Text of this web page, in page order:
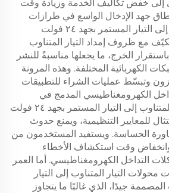
إلى خفض تكاليف الخدمة وزيادة وقت
جهد الإدخال الواسع في طرازات
محولات التيار المتناوب إلى التيار المستمر بجهد ٢٤ فولت
مع ظروف إمداد التيار المتناوب
الخرج، ما يجعلها مناسبةً للنشر
الكهربائية المختلفة. وهذه المرونة
وتبسّط عمليات الشراء للتطبيقات
الكهرومغناطيسي المدمج في
تصاميم محولات التيار المتناوب إلى التيار المستمر بجهد ٢٤ فولت
للمعايير التنظيمية، ويمنع حدوث
الحساسة. ويستفيد المستخدمون من
وانخفاض وقت استكشاف الأخطاء
التداخل الكهرومغناطيسي. أما العمر
التيار المتناوب إلى التيار
بجهد ٢٤ فولت المصممة جيدًا، الذي غالبًا ما يتجاوز